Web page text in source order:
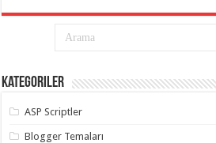
hilesi,
takipçi
hilesi,
Kategoriler
ASP Scriptler
Blogger Temaları